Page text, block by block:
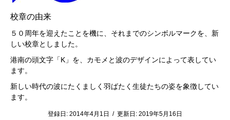
校章の由来
５０周年を迎えたことを機に、それまでのシンボルマークを、新
しい校章としました。
港南の頭文字「K」を、カモメと波のデザインによって表してい
ます。
新しい時代の波にたくましく羽ばたく生徒たちの姿を象徴してい
ます。
登録日: 2014年4月1日 / 更新日: 2019年5月16日